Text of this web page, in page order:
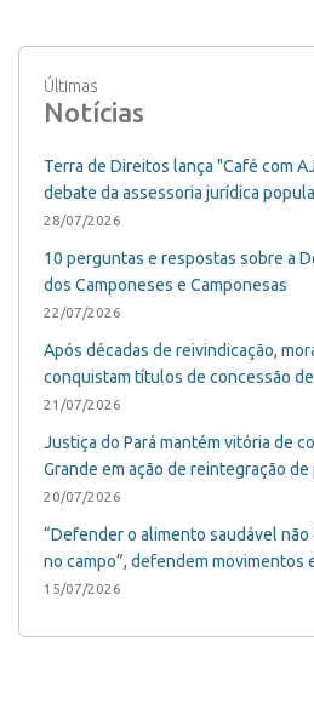
Últimas
Notícias
Terra de Direitos lança "Café com
debate da assessoria jurídica
28/07/2026
10 perguntas e respostas sobre a
dos Camponeses e Camponesas
22/07/2026
Após décadas de reivindicação,
conquistam títulos de concessão
21/07/2026
Justiça do Pará mantém vitória de
Grande em ação de reintegração de
20/07/2026
“Defender o alimento saudável
no campo”, defendem movimentos
15/07/2026